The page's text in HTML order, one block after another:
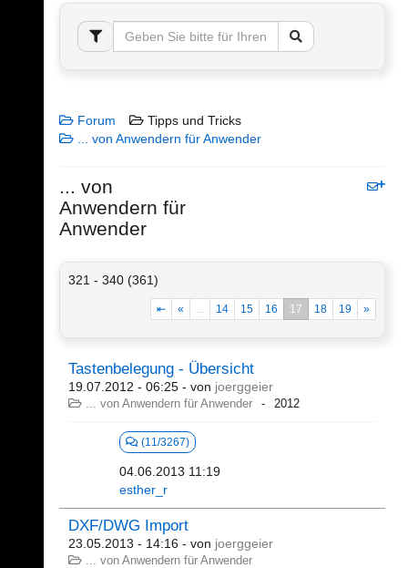
Forum
Tipps und Tricks
... von Anwendern für Anwender
... von
Anwendern für
Anwender
321 - 340 (361)
⇤ « ... 14 15 16 17 18 19 »
Tastenbelegung - Übersicht
19.07.2012 - 06:25 - von joerggeier
... von Anwendern für Anwender 2012
(11/3267)
04.06.2013 11:19
esther_r
DXF/DWG Import
23.05.2013 - 14:16 - von joerggeier
... von Anwendern für Anwender